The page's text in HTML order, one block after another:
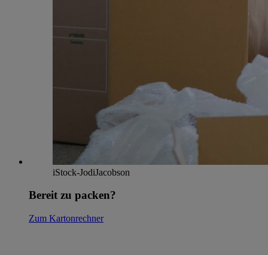
iStock-JodiJacobson
Bereit zu packen?
Zum Kartonrechner